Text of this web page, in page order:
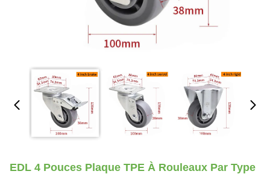
EDL 4 Pouces Plaque TPE À Rouleaux Par Type